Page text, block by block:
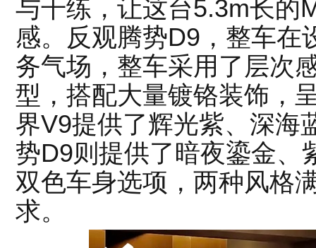
与干练，让这台5.3m长的
感。反观腾势D9，整车在
务气场，整车采用了层次
型，搭配大量镀铬装饰，
界V9提供了辉光紫、深海
势D9则提供了暗夜鎏金、
双色车身选项，两种风格
求。